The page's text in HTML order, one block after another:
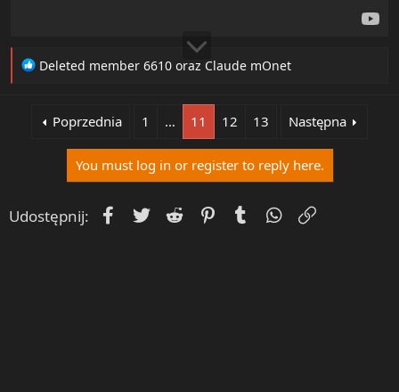
R
:
Deleted member 6610 oraz Claude mOnet
Poprzednia 1 … 11 12 13 Następna
You must log in or register to reply here.
Udostępnij: Facebook
Twitter Reddit PinterestTumblrWhatsApp